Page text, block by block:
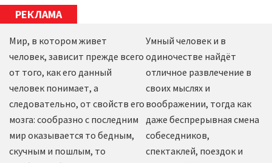
РЕКЛАМА
Мир, в котором живет
человек, зависит прежде всего
от того, как его данный
человек понимает, а
следовательно, от свойств его
мозга: сообразно с последним
мир оказывается то бедным,
скучным и пошлым, то
Умный человек и в
одиночестве найдёт
отличное развлечение в
своих мыслях и
воображении, тогда как
даже беспрерывная смена
собеседников,
спектаклей, поездок и